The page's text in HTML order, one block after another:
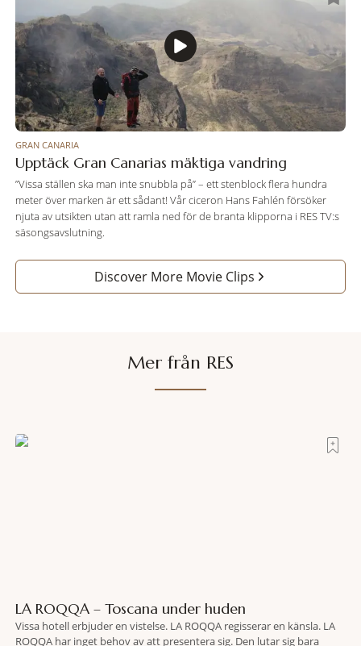
GRAN CANARIA
Upptäck Gran Canarias mäktiga vandring
”Vissa ställen ska man inte snubbla på” – ett stenblock flera hundra
meter över marken är ett sådant! Vår ciceron Hans Fahlén försöker
njuta av utsikten utan att ramla ned för de branta klipporna i RES TV:s
säsongsavslutning.
Discover More Movie Clips
Mer från RES
LA ROQQA – Toscana under huden
Vissa hotell erbjuder en vistelse. LA ROQQA regisserar en känsla. LA
ROQQA har inget behov av att presentera sig. Den lutar sig bara